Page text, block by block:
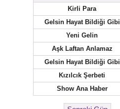
Kirli Para
Gelsin Hayat Bildiği Gibi
Yeni Gelin
Aşk Laftan Anlamaz
Gelsin Hayat Bildiği Gibi
Kızılcık Şerbeti
Show Ana Haber